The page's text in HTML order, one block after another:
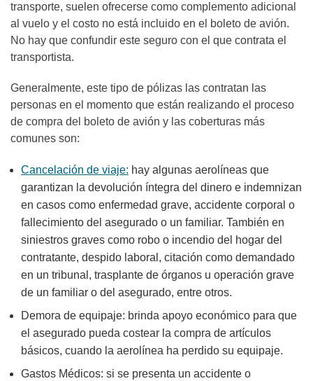
transporte, suelen ofrecerse como complemento adicional
al vuelo y el costo no está incluido en el boleto de avión.
No hay que confundir este seguro con el que contrata el
transportista.
Generalmente, este tipo de pólizas las contratan las
personas en el momento que están realizando el proceso
de compra del boleto de avión y las coberturas más
comunes son:
Cancelación de viaje: hay algunas aerolíneas que
garantizan la devolución íntegra del dinero e indemnizan
en casos como enfermedad grave, accidente corporal o
fallecimiento del asegurado o un familiar. También en
siniestros graves como robo o incendio del hogar del
contratante, despido laboral, citación como demandado
en un tribunal, trasplante de órganos u operación grave
de un familiar o del asegurado, entre otros.
Demora de equipaje: brinda apoyo económico para que
el asegurado pueda costear la compra de artículos
básicos, cuando la aerolínea ha perdido su equipaje.
Gastos Médicos: si se presenta un accidente o